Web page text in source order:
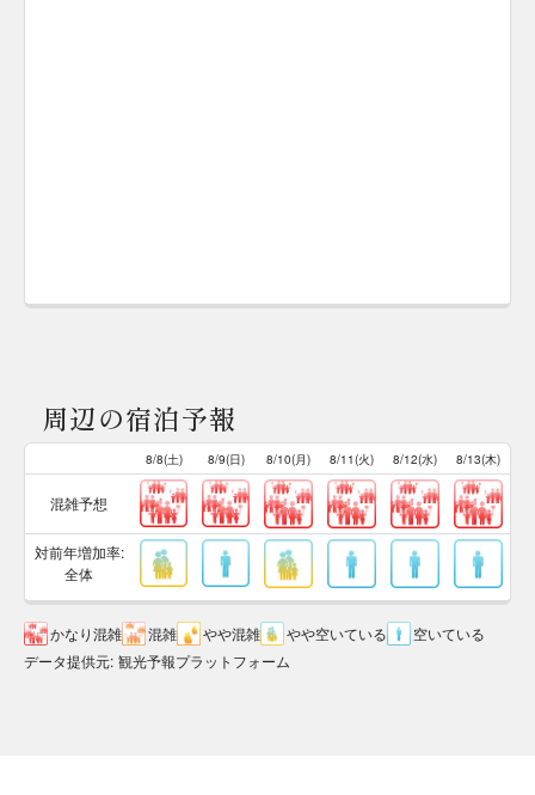
周辺の宿泊予報
8/8(土) 8/9(日) 8/10(月) 8/11(火) 8/12(水) 8/13(木)
混雑予想
対前年増加率:
全体
かなり混雑 混雑 やや混雑 やや空いている
空いている
データ提供元: 観光予報プラットフォーム